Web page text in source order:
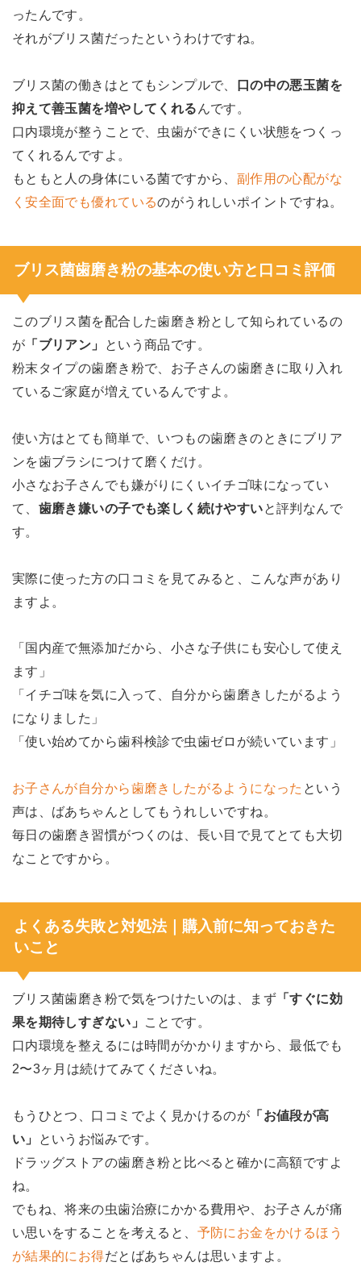
ったんです。
それがブリス菌だったというわけですね。
ブリス菌の働きはとてもシンプルで、 口の中の悪玉菌を
抑えて善玉菌を増やしてくれる んです。
口内環境が整うことで、虫歯ができにくい状態をつくっ
てくれるんですよ。
もともと人の身体にいる菌ですから、 副作用の心配がな
く安全面でも優れているのがうれしいポイントですね。
ブリス菌歯磨き粉の基本の使い方と口コミ評価
このブリス菌を配合した歯磨き粉として知られているの
が 「ブリアン」
という商品です。
粉末タイプの歯磨き粉で、お子さんの歯磨きに取り入れ
ているご家庭が増えているんですよ。
使い方はとても簡単で、いつもの歯磨きのときにブリア
ンを歯ブラシにつけて磨くだけ。
小さなお子さんでも嫌がりにくいイチゴ味になってい
て、 歯磨き嫌いの子でも楽しく続けやすいと評判なんで
す。
実際に使った方の口コミを見てみると、こんな声があり
ますよ。
「国内産で無添加だから、小さな子供にも安心して使え
ます」
「イチゴ味を気に入って、自分から歯磨きしたがるよう
になりました」
「使い始めてから歯科検診で虫歯ゼロが続いています」
お子さんが自分から歯磨きしたがるようになった という
声は、ばあちゃんとしてもうれしいですね。
毎日の歯磨き習慣がつくのは、長い目で見てとても大切
なことですから。
よくある失敗と対処法｜購入前に知っておきた
いこと
ブリス菌歯磨き粉で気をつけたいのは、まず 「すぐに効
果を期待しすぎない」
ことです。
口内環境を整えるには時間がかかりますから、最低でも
2〜3ヶ月は続けてみてくださいね。
もうひとつ、口コミでよく見かけるのが 「お値段が高
い」
というお悩みです。
ドラッグストアの歯磨き粉と比べると確かに高額ですよ
ね。
でもね、将来の虫歯治療にかかる費用や、お子さんが痛
い思いをすることを考えると、 予防にお金をかけるほう
が結果的にお得だとばあちゃんは思いますよ。